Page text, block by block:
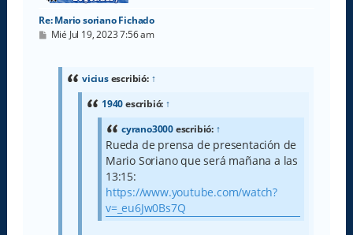
Re: Mario soriano Fichado
M
Mié Jul 19, 2023 7:56 am
viciusescribió: ↑
1940escribió: ↑
cyrano3000escribió: ↑
Rueda de prensa de presentación de
Mario Soriano que será mañana a las
13:15:
https://www.youtube.com/watch?
v=_eu6Jw0Bs7Q